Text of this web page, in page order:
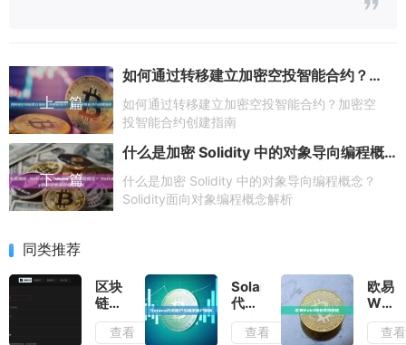
上一篇
如何通过转移建立加密空投智能合约？加密空投智能合约创建指南
如何通过转移建立加密空投智能合约？加密空
投智能合约创建指南
下一篇
什么是加密 Solidity 中的对象导向编程概念？Solidity面向对象编程概念解析
什么是加密 Solidity 中的对象导向编程概念？
Solidity面向对象编程概念解析
同类推荐
区块
链欺
诈性
代币
查看
Solana
代币
账户
与铸
查看
欧易
Web3
钱包
发币
查看